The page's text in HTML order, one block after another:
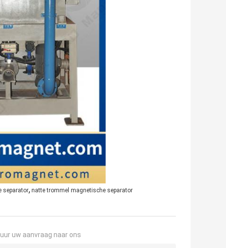
separator, natte trommel magnetische separator
uw aanvraag naar ons